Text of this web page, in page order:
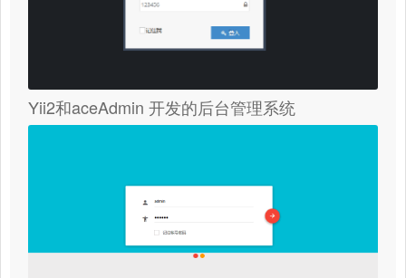
Yii2和aceAdmin 开发的后台管理系统